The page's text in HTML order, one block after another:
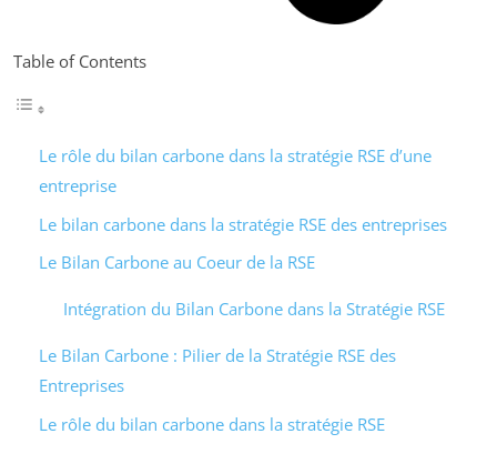
Table of Contents
Le rôle du bilan carbone dans la stratégie RSE d’une
entreprise
Le bilan carbone dans la stratégie RSE des entreprises
Le Bilan Carbone au Coeur de la RSE
Intégration du Bilan Carbone dans la Stratégie RSE
Le Bilan Carbone : Pilier de la Stratégie RSE des
Entreprises
Le rôle du bilan carbone dans la stratégie RSE